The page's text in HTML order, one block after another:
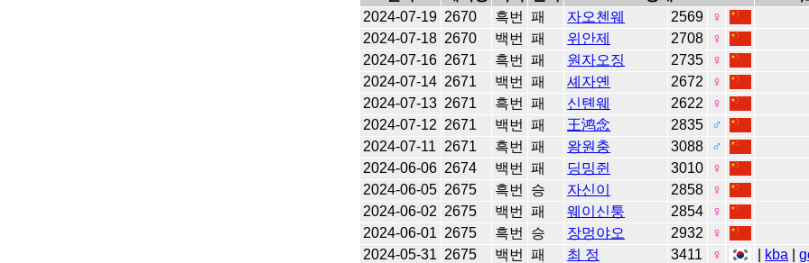
2024-07-19 2670 흑번 패 자오첸웨 2569
♀
2024-07-18 2670 백번 패 위안제 2708
♀
2024-07-16 2671 흑번 패 원자오징 2735
♀
2024-07-14 2671 백번 패 셰자옌 2672
♀
2024-07-13 2671 흑번 패 신톈웨 2622
♀
2024-07-12 2671 백번 패 王鸿念 2835
♂
2024-07-11
2671 흑번 패 왕원충 3088
♂
2024-06-06 2674 백번 패 딩밍쥔 3010
♀
2024-06-05 2675 흑번 승 자신이 2858
♀
2024-06-02 2675 백번 패 웨이신퉁 2854
♀
2024-06-01 2675 흑번 승 장멍야오 2932
♀
2024-05-31 2675 백번 패 최 정 3411 ♀ kba |